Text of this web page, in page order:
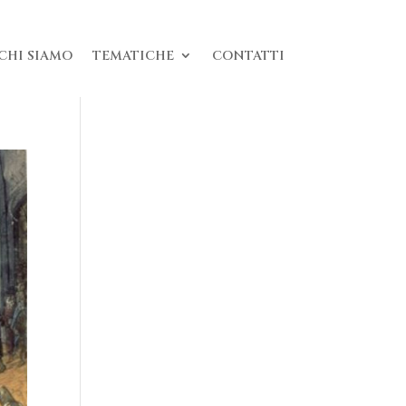
SIAMO TEMATICHE CONTATTI